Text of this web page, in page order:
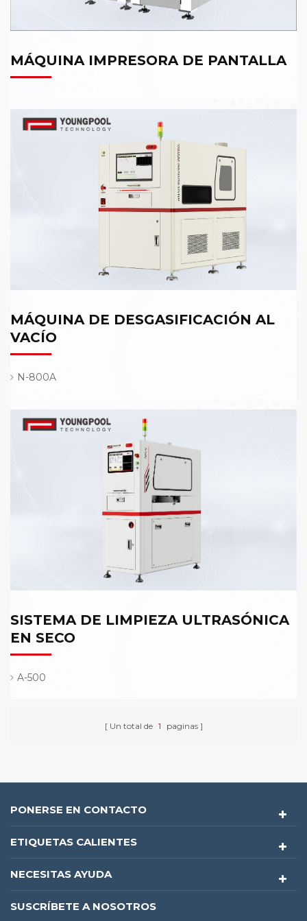
MÁQUINA IMPRESORA DE PANTALLA
MÁQUINA DE DESGASIFICACIÓN AL
VACÍO
N-800A
SISTEMA DE LIMPIEZA ULTRASÓNICA
EN SECO
A-500
Un total de 1 paginas
PONERSE EN CONTACTO
ETIQUETAS CALIENTES
NECESITAS AYUDA
SUSCRÍBETE A NOSOTROS